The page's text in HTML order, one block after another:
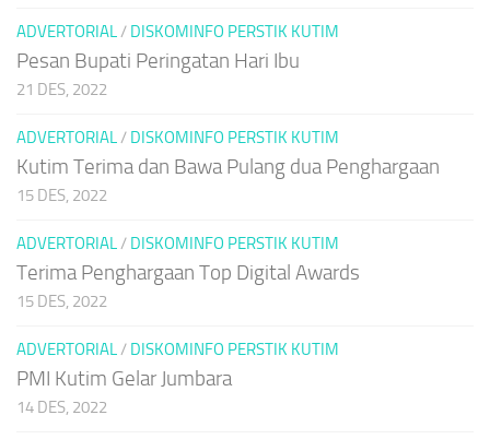
ADVERTORIAL/ DISKOMINFO PERSTIK KUTIM
Pesan Bupati Peringatan Hari Ibu
21 DES, 2022
ADVERTORIAL/ DISKOMINFO PERSTIK KUTIM
Kutim Terima dan Bawa Pulang dua Penghargaan
15 DES, 2022
ADVERTORIAL/ DISKOMINFO PERSTIK KUTIM
Terima Penghargaan Top Digital Awards
15 DES, 2022
ADVERTORIAL/ DISKOMINFO PERSTIK KUTIM
PMI Kutim Gelar Jumbara
14 DES, 2022